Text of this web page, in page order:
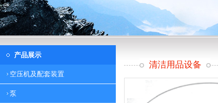
产品展示
空压机及配套装置
泵
清洁用品设备